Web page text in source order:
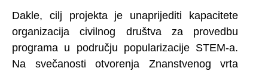
Dakle, cilj projekta je unaprijediti kapacitete
organizacija civilnog društva za provedbu
programa u području popularizacije STEM-a.
Na svečanosti otvorenja Znanstvenog vrta